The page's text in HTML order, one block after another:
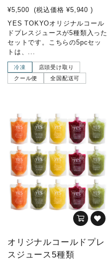
¥5,500 (税込価格 ¥5,940 )
YES TOKYOオリジナルコール
ドプレスジュースが5種類入った
セットです。こちらの5pcセッ
トは、...
冷凍
店頭受け取り
クール便
全国配送可
オリジナルコールドプレ
スジュース5種類